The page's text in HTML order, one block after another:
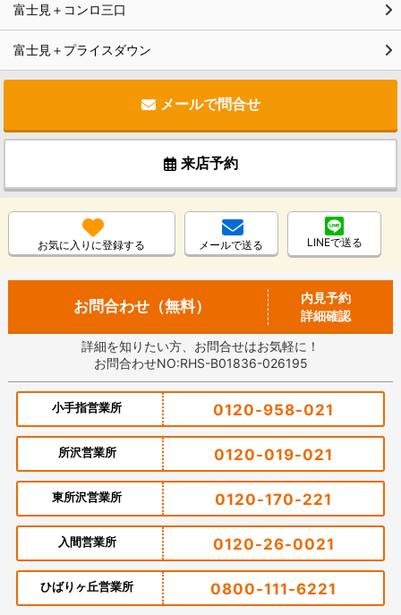
富士見＋コンロ三口
富士見＋プライスダウン
メールで問合せ
来店予約
お気に入りに登録する メールで送る LINEで送る
お問合わせ（無料）
内見予約
詳細確認
詳細を知りたい方、お問合せはお気軽に！
お問合わせNO:RHS-B01836-026195
小手指営業所 0120-958-021
所沢営業所 0120-019-021
東所沢営業所 0120-170-221
入間営業所 0120-26-0021
ひばりヶ丘営業所 0800-111-6221